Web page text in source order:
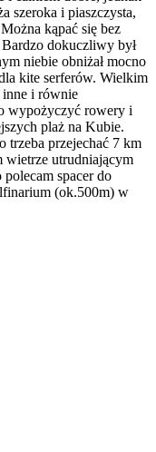
szeroka i piaszczysta,
kąpać się bez
dokuczliwy był
niebie obniżał mocno
kite serferów. Wielkim
inne i równie
wypożyczyć rowery i
plaż na Kubie.
trzeba przejechać 7 km
wietrze utrudniającym
spacer do
(ok.500m) w